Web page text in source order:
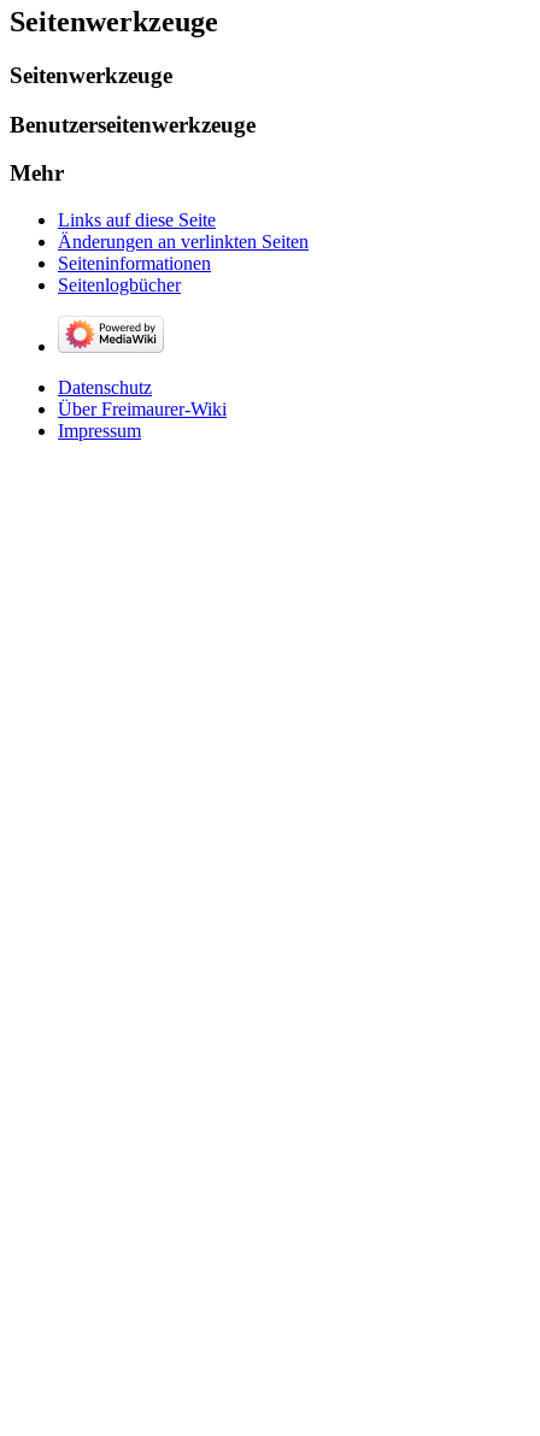
Seitenwerkzeuge
Seitenwerkzeuge
Benutzerseitenwerkzeuge
Mehr
Links auf diese Seite
Änderungen an verlinkten Seiten
Seiten­­informationen
Seitenlogbücher
Datenschutz
Über Freimaurer-Wiki
Impressum